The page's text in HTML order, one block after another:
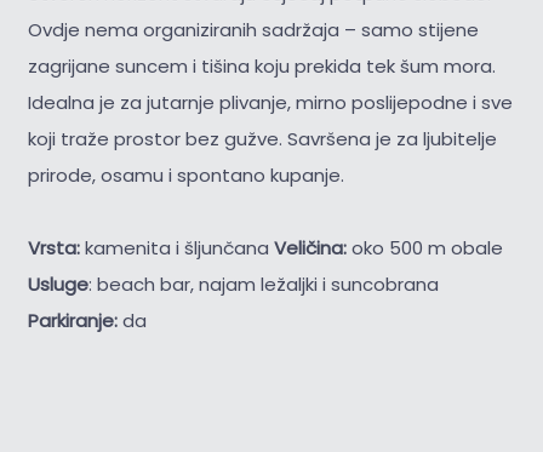
Ovdje nema organiziranih sadržaja – samo stijene
zagrijane suncem i tišina koju prekida tek šum mora.
Idealna je za jutarnje plivanje, mirno poslijepodne i sve
koji traže prostor bez gužve. Savršena je za ljubitelje
prirode, osamu i spontano kupanje.
Vrsta:kamenita i šljunčana Veličina:oko 500 m obale
Usluge: beach bar, najam ležaljki i suncobrana
Parkiranje:da